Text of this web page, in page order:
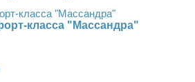
класса "Массандра"